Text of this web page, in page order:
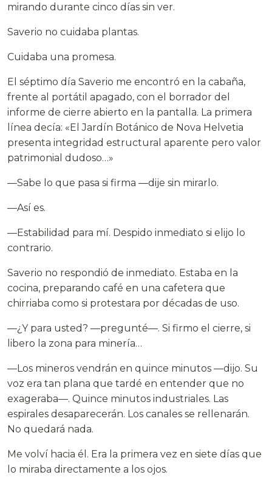
mirando durante cinco días sin ver.
Saverio no cuidaba plantas.
Cuidaba una promesa.
El séptimo día Saverio me encontró en la cabaña,
frente al portátil apagado, con el borrador del
informe de cierre abierto en la pantalla. La primera
línea decía: «El Jardín Botánico de Nova Helvetia
presenta integridad estructural aparente pero valor
patrimonial dudoso…»
—Sabe lo que pasa si firma —dije sin mirarlo.
—Así es.
—Estabilidad para mí. Despido inmediato si elijo lo
contrario.
Saverio no respondió de inmediato. Estaba en la
cocina, preparando café en una cafetera que
chirriaba como si protestara por décadas de uso.
—¿Y para usted? —pregunté—. Si firmo el cierre, si
libero la zona para minería…
—Los mineros vendrán en quince minutos —dijo. Su
voz era tan plana que tardé en entender que no
exageraba—. Quince minutos industriales. Las
espirales desaparecerán. Los canales se rellenarán.
No quedará nada.
Me volví hacia él. Era la primera vez en siete días que
lo miraba directamente a los ojos.